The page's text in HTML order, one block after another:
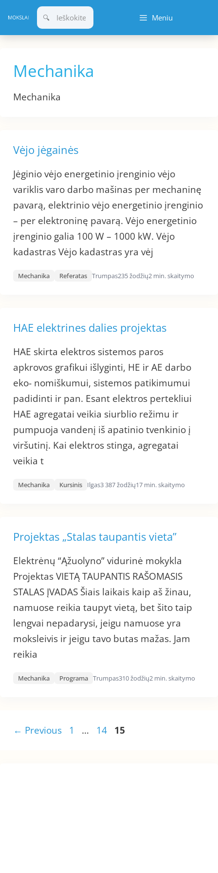
prie
turinio
Meniu
Mechanika
Mechanika
Vėjo jėgainės
Jėginio vėjo energetinio įrenginio vėjo
variklis varo darbo mašinas per mechaninę
pavarą, elektrinio vėjo energetinio įrenginio
– per elektroninę pavarą. Vėjo energetinio
įrenginio galia 100 W – 1000 kW. Vėjo
kadastras Vėjo kadastras yra vėj
Mechanika Referatas Trumpas235 žodžių2 min. skaitymo
HAE elektrines dalies projektas
HAE skirta elektros sistemos paros
apkrovos grafikui išlyginti, HE ir AE darbo
eko- nomiškumui, sistemos patikimumui
padidinti ir pan. Esant elektros pertekliui
HAE agregatai veikia siurblio režimu ir
pumpuoja vandenį iš apatinio tvenkinio į
viršutinį. Kai elektros stinga, agregatai
veikia t
Mechanika Kursinis Ilgas3 387 žodžių17 min. skaitymo
Projektas „Stalas taupantis vieta”
Elektrėnų “Ąžuolyno” vidurinė mokykla
Projektas VIETĄ TAUPANTIS RAŠOMASIS
STALAS ĮVADAS Šiais laikais kaip aš žinau,
namuose reikia taupyt vietą, bet šito taip
lengvai nepadarysi, jeigu namuose yra
moksleivis ir jeigu tavo butas mažas. Jam
reikia
Mechanika Programa Trumpas310 žodžių2 min. skaitymo
← Previous Page
1 … Page
14 Page
15